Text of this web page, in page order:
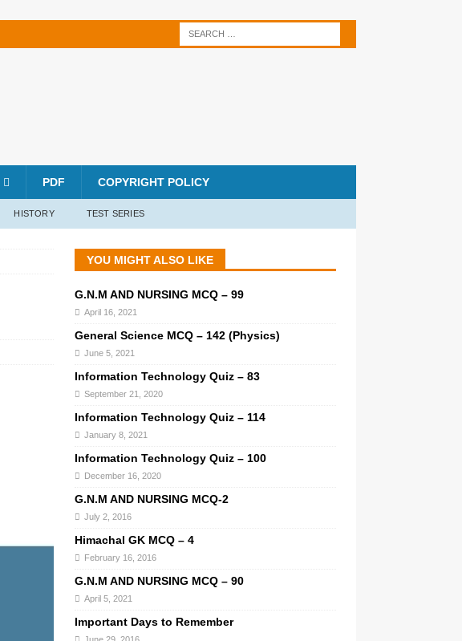
PDF COPYRIGHT POLICY
HISTORY TEST SERIES
YOU MIGHT ALSO LIKE
G.N.M AND NURSING MCQ – 99
April 16, 2021
General Science MCQ – 142 (Physics)
June 5, 2021
Information Technology Quiz – 83
September 21, 2020
Information Technology Quiz – 114
January 8, 2021
Information Technology Quiz – 100
December 16, 2020
G.N.M AND NURSING MCQ-2
July 2, 2016
Himachal GK MCQ – 4
February 16, 2016
G.N.M AND NURSING MCQ – 90
April 5, 2021
Important Days to Remember